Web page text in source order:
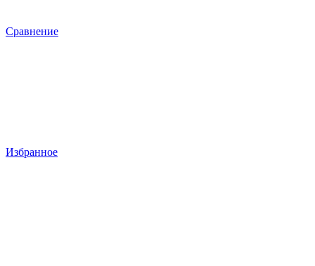
Сравнение
Избранное